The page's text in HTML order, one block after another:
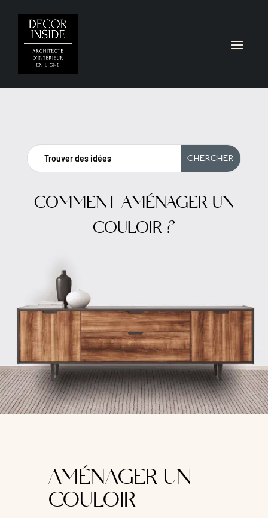
COMMENT AMÉNAGER UN
COULOIR ?
AMÉNAGER UN
COULOIR